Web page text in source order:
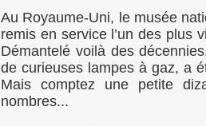
Au Royaume-Uni, le musée
remis en service l’un des plus
Démantelé voilà des
de curieuses lampes à gaz, a
Mais comptez une petite
nombres...